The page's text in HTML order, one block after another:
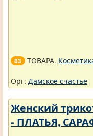
83 ТОВАРА.
Орг: Дамское счастье
Женский
- ПЛАТЬЯ,